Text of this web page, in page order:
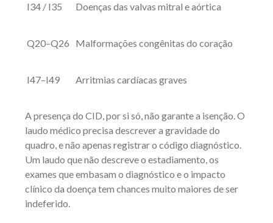
I34 / I35 Doenças das valvas mitral e aórtica
Q20–Q26 Malformações congênitas do coração
I47–I49 Arritmias cardíacas graves
A presença do CID, por si só, não garante a isenção. O
laudo médico precisa descrever a gravidade do
quadro, e não apenas registrar o código diagnóstico.
Um laudo que não descreve o estadiamento, os
exames que embasam o diagnóstico e o impacto
clínico da doença tem chances muito maiores de ser
indeferido.